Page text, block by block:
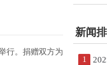
行。捐赠双方为
新闻
1